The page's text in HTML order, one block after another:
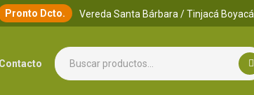
Pronto Dcto. Vereda Santa Bárbara / Tinjacá Boyacá
Contacto